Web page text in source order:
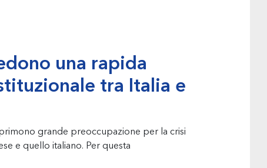
una rapida
tra Italia e
grande preoccupazione per la crisi
e quello italiano. Per questa